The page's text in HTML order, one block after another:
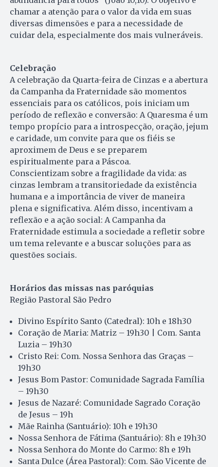
chamar a atenção para o valor da vida em suas
diversas dimensões e para a necessidade de
cuidar dela, especialmente dos mais vulneráveis.
Celebração
A celebração da Quarta-feira de Cinzas e a abertura
da Campanha da Fraternidade são momentos
essenciais para os católicos, pois iniciam um
período de reflexão e conversão: A Quaresma é um
tempo propício para a introspecção, oração, jejum
e caridade, um convite para que os fiéis se
aproximem de Deus e se preparem
espiritualmente para a Páscoa.
Conscientizam sobre a fragilidade da vida: as
cinzas lembram a transitoriedade da existência
humana e a importância de viver de maneira
plena e significativa. Além disso, incentivam a
reflexão e a ação social: A Campanha da
Fraternidade estimula a sociedade a refletir sobre
um tema relevante e a buscar soluções para as
questões sociais.
Horários das missas nas paróquias
Região Pastoral São Pedro
Divino Espírito Santo (Catedral): 10h e 18h30
Coração de Maria: Matriz – 19h30 | Com. Santa
Luzia – 19h30
Cristo Rei: Com. Nossa Senhora das Graças –
19h30
Jesus Bom Pastor: Comunidade Sagrada Família
– 19h30
Jesus de Nazaré: Comunidade Sagrado Coração
de Jesus – 19h
Mãe Rainha (Santuário): 10h e 19h30
Nossa Senhora de Fátima (Santuário): 8h e 19h30
Nossa Senhora do Monte do Carmo: 8h e 19h
Santa Dulce (Área Pastoral): Com. São Vicente de